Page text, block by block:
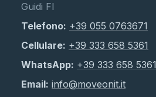
Guidi FI
Telefono: +39 055 0763671
Cellulare: +39 333 658 5361
WhatsApp: +39 333 658 5361
Email: info@moveonit.it